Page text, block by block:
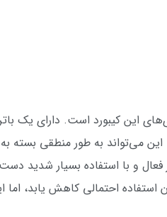
خاموش. این می‌تواند به طور
با همه چیز فعال و با استفاده
احتمالی کاهش یابد،